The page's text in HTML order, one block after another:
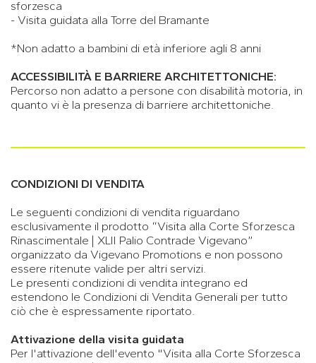
sforzesca
- Visita guidata alla Torre del Bramante
*Non adatto a bambini di età inferiore agli 8 anni
ACCESSIBILITÀ E BARRIERE ARCHITETTONICHE:
Percorso non adatto a persone con disabilità motoria, in
quanto vi è la presenza di barriere architettoniche.
CONDIZIONI DI VENDITA
Le seguenti condizioni di vendita riguardano
esclusivamente il prodotto “Visita alla Corte Sforzesca
Rinascimentale | XLII Palio Contrade Vigevano”
organizzato da Vigevano Promotions e non possono
essere ritenute valide per altri servizi.
Le presenti condizioni di vendita integrano ed
estendono le Condizioni di Vendita Generali per tutto
ciò che è espressamente riportato.
Attivazione della visita guidata
Per l'attivazione dell'evento "Visita alla Corte Sforzesca